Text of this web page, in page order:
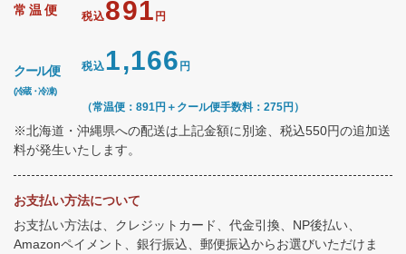
常温便 税込891 円
クール便
(冷蔵・冷凍)
税込1,166 円
（常温便：891円＋クール便手数料：275円）
※北海道・沖縄県への配送は上記金額に別途、税込550円の追加送
料が発生いたします。
お支払い方法について
お支払い方法は、クレジットカード、代金引換、NP後払い、
Amazonペイメント、銀行振込、郵便振込からお選びいただけま